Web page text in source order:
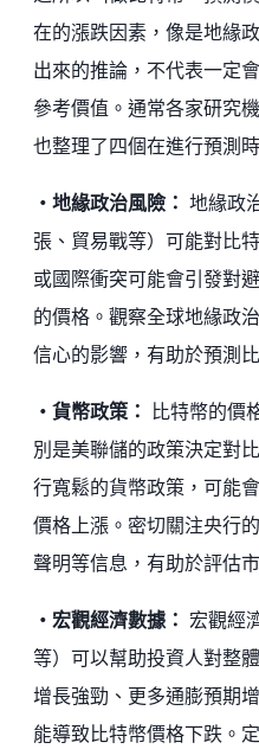
在的漲跌因素，像是地緣
出來的推論，不代表一定
參考價值。通常各家研究
也整理了四個在進行預測
・地緣政治風險： 地緣政
張、貿易戰等）可能對比
或國際衝突可能會引發對
的價格。觀察全球地緣政
信心的影響，有助於預測
・貨幣政策：
比特幣的價
別是美聯儲的政策決定對
行寬鬆的貨幣政策，可能
價格上漲。密切關注央行
聲明等信息，有助於評估
・宏觀經濟數據： 宏觀經
等）可以幫助投資人對整
增長強勁、更多通膨預期
能導致比特幣價格下跌。